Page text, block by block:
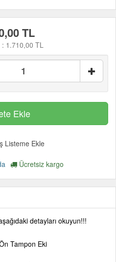
TL
: 1.710,00 TL
Listeme Ekle
Ücretsiz kargo
detayları okuyun!!!
Tampon Eki